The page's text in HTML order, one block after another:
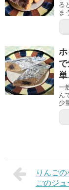
る
ま
単
一
ん
少
りんご
ごのジ